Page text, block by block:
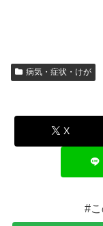
病気・症状・けが
X
#